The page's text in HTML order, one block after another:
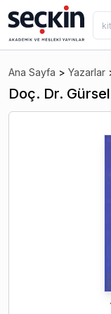
Ana Sayfa > Yazarlar
Doç. Dr.